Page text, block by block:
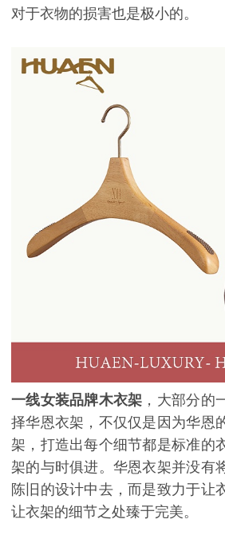
对于衣物的损害也是极小的。
一线女装品牌木衣架 ，大部分的
择华恩衣架，不仅仅是因为华恩
架，打造出每个细节都是标准的
架的与时俱进。华恩衣架并没有
陈旧的设计中去，而是致力于让
让衣架的细节之处臻于完美。